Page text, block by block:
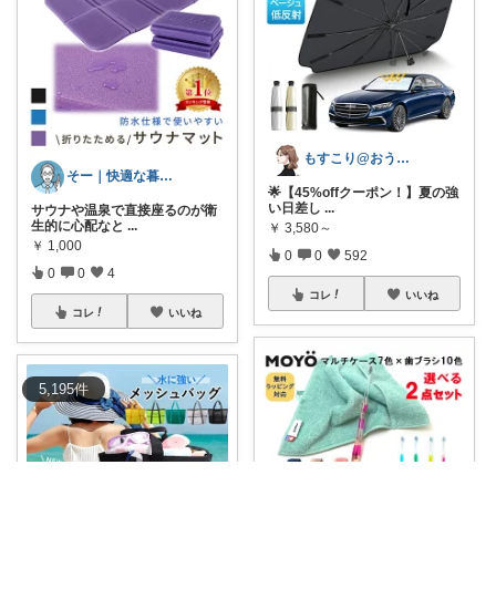
5,195件
そー｜快適な暮らし
サウナや温泉で直接座るのが衛
生的に心配なと ...
￥ 1,000
0 0 4
コレ いいね
もすこり@おうち満喫＆外出頑張る
🌟【45%offクーポン！】夏の強
い日差し ...
￥ 3,580～
0 0 592
コレ いいね